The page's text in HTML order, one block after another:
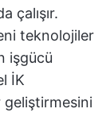
çalışır.
teknolojiler
işgücü
İK
geliştirmesini